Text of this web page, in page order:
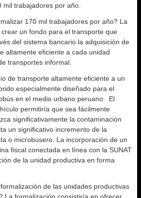
trabajadores por año.
170 mil trabajadores por año? La
un fondo para el transporte que
del sistema bancario la adquisición de
altamente eficiente a cada unidad
transportes informal.
de transporte altamente eficiente a un
especialmente diseñado para el
en el medio urbano peruano. El
permitiría que sea fácilmente
significativamente la contaminación
un significativo incremento de la
o microbusero. La incorporación de un
fiscal conectada en línea con la SUNAT
de la unidad productiva en forma
de las unidades productivas